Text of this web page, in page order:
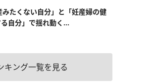
みたくない自分」と「妊産婦の健
自分」で揺れ動く...
キング一覧を見る